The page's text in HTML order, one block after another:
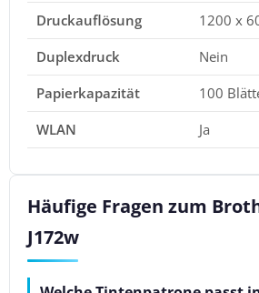
Druckauflösung
1200 x
Duplexdruck
Nein
Papierkapazität
100
WLAN
Ja
Häufige Fragen zum
J172w